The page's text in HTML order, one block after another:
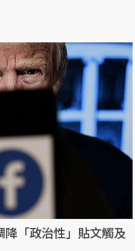
「政治性」貼文觸及